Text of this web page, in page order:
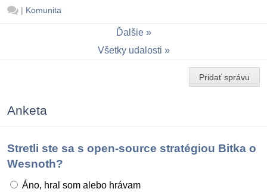
| Komunita
Ďalšie
Všetky udalosti
Pridať správu
Anketa
Stretli ste sa s open-source stratégiou Bitka o
Wesnoth?
Áno, hral som alebo hrávam